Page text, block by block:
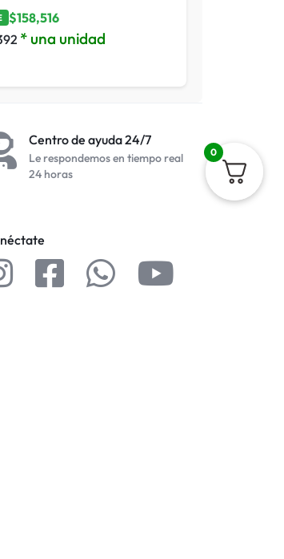
$158,516
* una unidad
Centro de ayuda 24/7
Le respondemos en tiempo real
24 horas
0